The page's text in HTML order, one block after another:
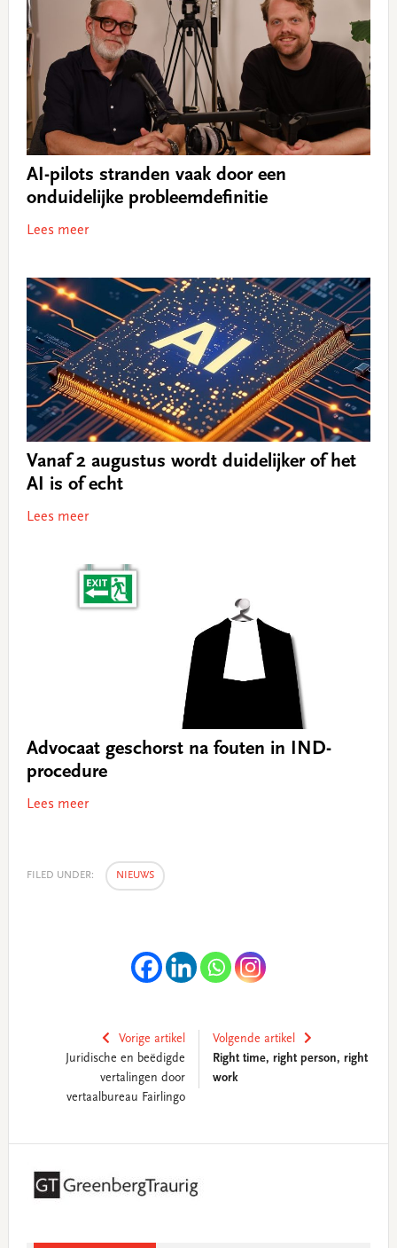
AI-pilots stranden vaak door een
onduidelijke probleemdefinitie
Lees meer
Vanaf 2 augustus wordt duidelijker of het
AI is of echt
Lees meer
Advocaat geschorst na fouten in IND-
procedure
Lees meer
FILED UNDER: NIEUWS
Vorige artikel
Juridische en beëdigde
vertalingen door
vertaalbureau Fairlingo
Volgende artikel
Right time, right person, right
work
Sidebar